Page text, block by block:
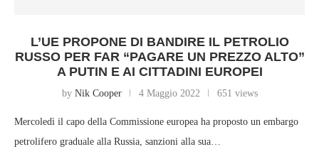
L’UE PROPONE DI BANDIRE IL PETROLIO
RUSSO PER FAR “PAGARE UN PREZZO ALTO”
A PUTIN E AI CITTADINI EUROPEI
by Nik Cooper 4 Maggio 2022 651 views
Mercoledì il capo della Commissione europea ha proposto un embargo
petrolifero graduale alla Russia, sanzioni alla sua…